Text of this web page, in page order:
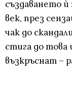
създаването
век, през
чак до
стига до това
възкръснат –